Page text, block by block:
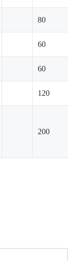
80
60
60
120
200